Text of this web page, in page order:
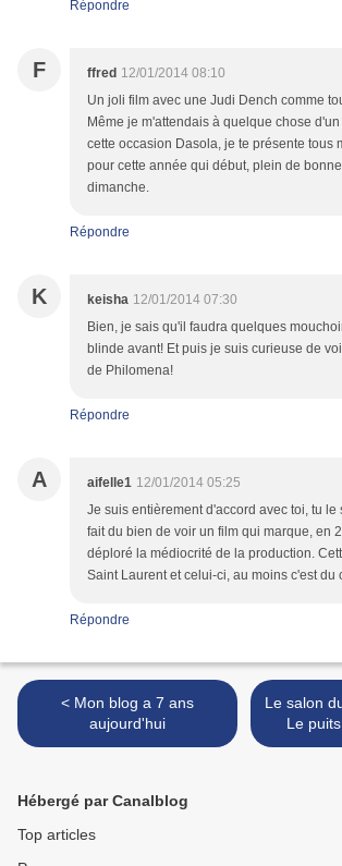
Répondre
F ffred 12/01/2014 08:10
Un joli film avec une Judi Dench comme
Même je m'attendais à quelque chose
cette occasion Dasola, je te présente tous
pour cette année qui début, plein de
dimanche.
Répondre
K keisha 12/01/2014 07:30
Bien, je sais qu'il faudra quelques
blinde avant! Et puis je suis curieuse de
de Philomena!
Répondre
A aifelle1 12/01/2014 05:25
Je suis entièrement d'accord avec toi, tu le
fait du bien de voir un film qui marque, en
déploré la médiocrité de la production.
Saint Laurent et celui-ci, au moins c'est du
Répondre
< Mon blog a 7 ans
aujourd'hui
Le salon
Le
Hébergé par Canalblog
Top articles